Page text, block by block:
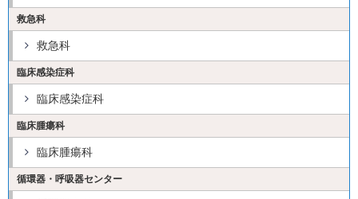
救急科
救急科
臨床感染症科
臨床感染症科
臨床腫瘍科
臨床腫瘍科
循環器・呼吸器センター